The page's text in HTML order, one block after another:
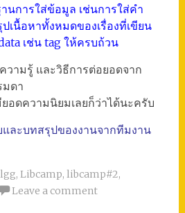
นการใส่ข้อมูล เช่นการใส่คำ
เนื้อหาทั้งหมดของเรื่องที่เขียน
เช่น tag ให้ครบถ้วน
วามรู้ และวิธีการต่อยอดจาก
มดา
อดความนิยมเลยก็ว่าได้นะครับ
ละบทสรุปของงานจากทีมงาน
, Libcamp, libcamp#2,
Leave a comment